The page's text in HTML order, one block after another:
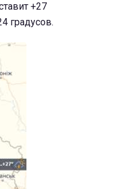
+27
градусов.